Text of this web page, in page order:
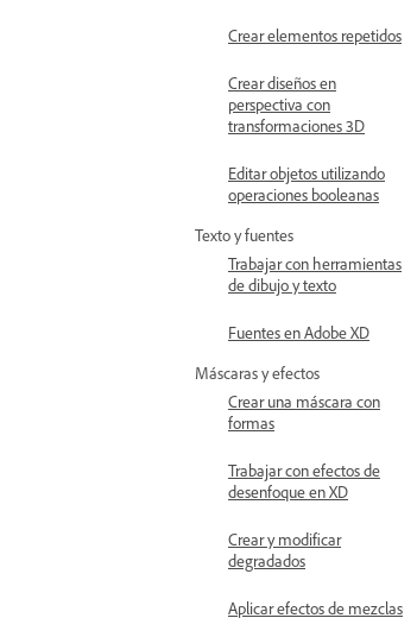
Crear elementos repetidos
Crear diseños en
perspectiva con
transformaciones 3D
Editar objetos utilizando
operaciones booleanas
Texto y fuentes
Trabajar con herramientas
de dibujo y texto
Fuentes en Adobe XD
Máscaras y efectos
Crear una máscara con
formas
Trabajar con efectos de
desenfoque en XD
Crear y modificar
degradados
Aplicar efectos de mezclas